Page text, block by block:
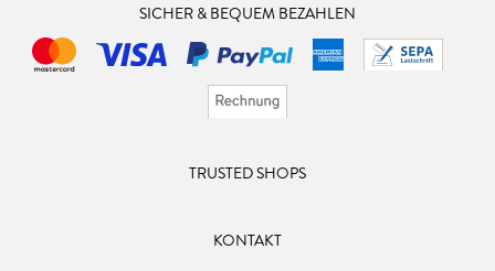
SICHER & BEQUEM BEZAHLEN
TRUSTED SHOPS
KONTAKT